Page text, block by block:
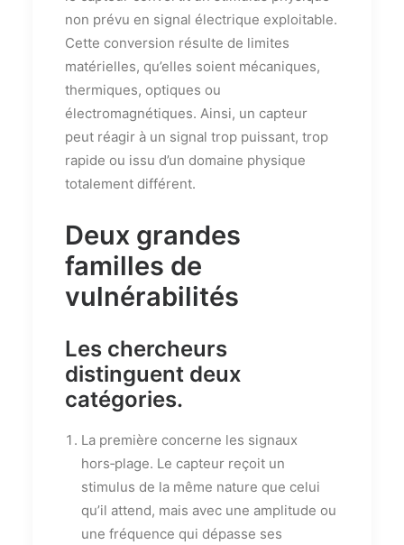
non prévu en signal électrique exploitable.
Cette conversion résulte de limites
matérielles, qu’elles soient mécaniques,
thermiques, optiques ou
électromagnétiques. Ainsi, un capteur
peut réagir à un signal trop puissant, trop
rapide ou issu d’un domaine physique
totalement différent.
Deux grandes
familles de
vulnérabilités
Les chercheurs
distinguent deux
catégories.
La première concerne les signaux
hors‑plage. Le capteur reçoit un
stimulus de la même nature que celui
qu’il attend, mais avec une amplitude ou
une fréquence qui dépasse ses